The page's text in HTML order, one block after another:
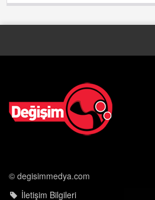
© degisimmedya.com
İletişim Bilgileri